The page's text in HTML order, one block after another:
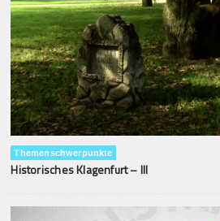
Themenschwerpunkte
Historisches Klagenfurt – III